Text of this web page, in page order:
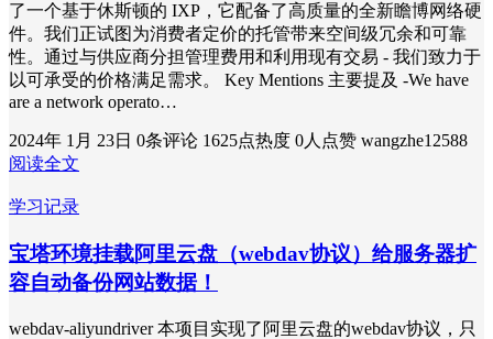
了一个基于休斯顿的 IXP，它配备了高质量的全新瞻博网络硬
件。我们正试图为消费者定价的托管带来空间级冗余和可靠
性。通过与供应商分担管理费用和利用现有交易 - 我们致力于
以可承受的价格满足需求。 Key Mentions 主要提及 -We have
are a network operato…
2024年 1月 23日 0条评论 1625点热度 0人点赞 wangzhe12588
阅读全文
学习记录
宝塔环境挂载阿里云盘（webdav协议）给服务器扩
容自动备份网站数据！
webdav-aliyundriver 本项目实现了阿里云盘的webdav协议，只